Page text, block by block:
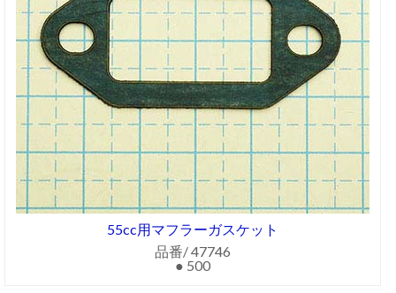
55cc用マフラーガスケット
品番/ 47746
● 500